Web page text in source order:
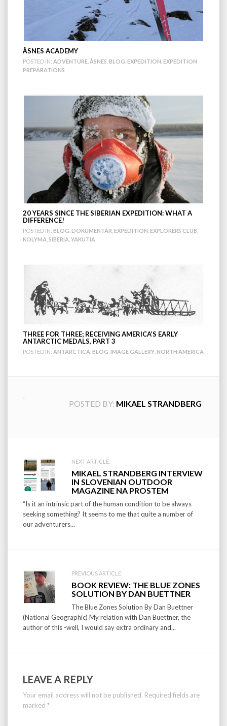
ÅSNES ACADEMY
POSTED IN: ADVENTURE ÅSNES BLOG EXPEDITION EXPEDITION
PREPARATIONS
20 YEARS SINCE THE SIBERIAN EXPEDITION: WHAT A
DIFFERENCE!
POSTED IN: BLOG DOKUMENTÄR EXPEDITION EXPLORERS CLUB
KOLYMA SIBERIA YAKUTIA
THREE FOR THREE; RECEIVING AMERICA’S EARLY
ANTARCTIC MEDALS, PART 3
POSTED IN: ANTARCTICA BLOG IMAGE GALLERY NORTH AMERICA
POSTED BY: MIKAEL STRANDBERG
Post
navigation
NEXT ARTICLE:
MIKAEL STRANDBERG INTERVIEW
IN SLOVENIAN OUTDOOR
MAGAZINE NA PROSTEM
“Is it an intrinsic part of the human condition to be always
seeking something? It seems to me that quite a number of
our adventurers...
PREVIOUS ARTICLE:
BOOK REVIEW: THE BLUE ZONES
SOLUTION BY DAN BUETTNER
The Blue Zones Solution By Dan Buettner
(National Geographic) My relation with Dan Buettner, the
author of this -well, I would say extra ordinary and...
LEAVE A REPLY
Your email address will not be published. Required fields are
marked *